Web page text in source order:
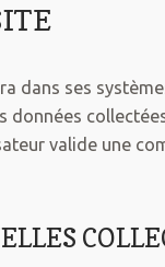
dans ses
données
valide une